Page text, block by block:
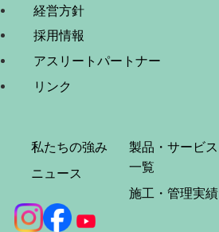
経営方針
採用情報
アスリートパートナー
リンク
私たちの強み
ニュース
製品・サービス
一覧
施工・管理実績